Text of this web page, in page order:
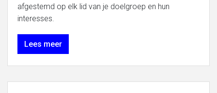
afgestemd op elk lid van je doelgroep en hun
interesses.
Lees meer